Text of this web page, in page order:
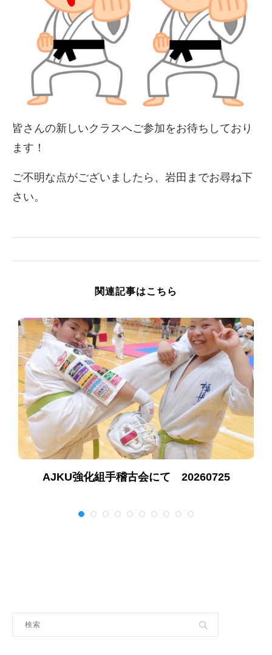
皆さんの新しいクラスへご参加をお待ちしており
ます！
ご不明な点がございましたら、岩田までお尋ね下
さい。
関連記事はこちら
AJKU強化組手稽古会にて 20260725